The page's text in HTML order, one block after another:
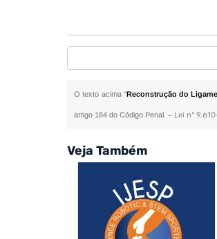
O texto acima "Reconstrução do
artigo 184 do Código Penal. – Lei n°
Veja Também